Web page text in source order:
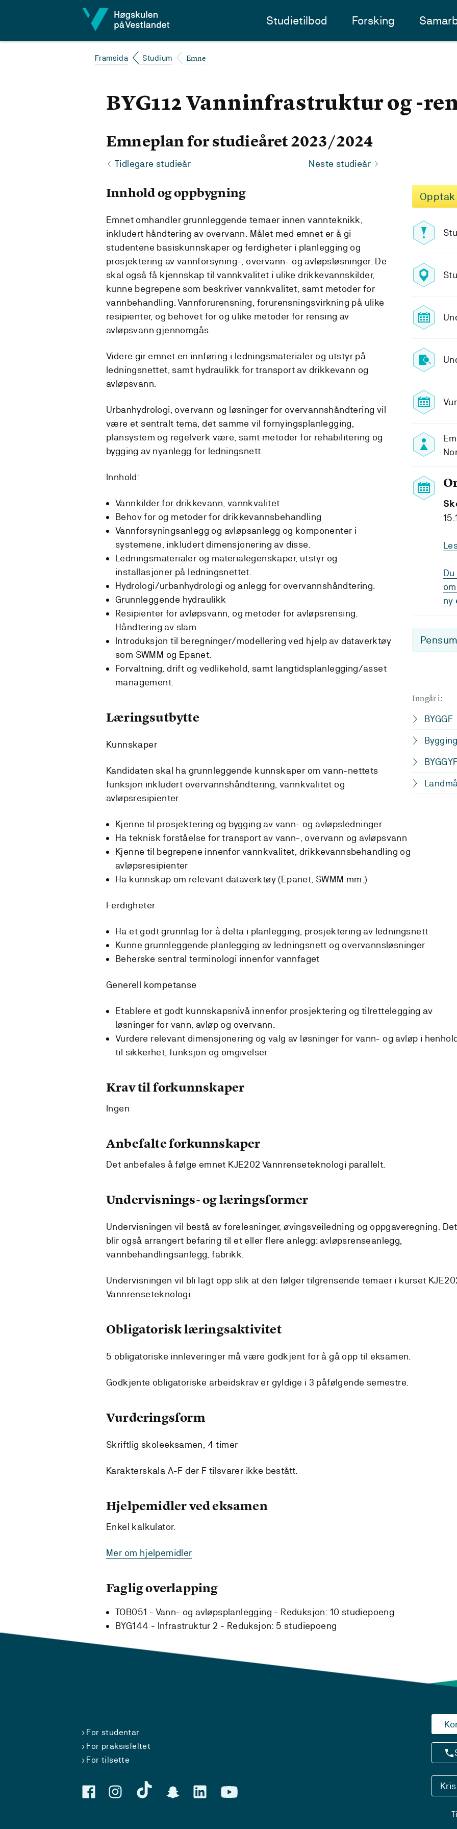
Studietilbod Forsking
Framsida Studium Emne
BYG112 Vanninfrastruktur og -
Emneplan for studieåret 2023/2024
Tidlegare studieår Neste studieår
ny
Inngår i:
BYGGF
Innhold og oppbygning
Emnet omhandler grunnleggende temaer innen vannteknikk,
inkludert håndtering av overvann. Målet med emnet er å gi
studentene basiskunnskaper og ferdigheter i planlegging og
prosjektering av vannforsyning-, overvann- og avløpsløsninger. De
skal også få kjennskap til vannkvalitet i ulike drikkevannskilder,
kunne begrepene som beskriver vannkvalitet, samt metoder for
vannbehandling. Vannforurensning, forurensningsvirkning på ulike
resipienter, og behovet for og ulike metoder for rensing av
avløpsvann gjennomgås.
Videre gir emnet en innføring i ledningsmaterialer og utstyr på
ledningsnettet, samt hydraulikk for transport av drikkevann og
avløpsvann.
Urbanhydrologi, overvann og løsninger for overvannshåndtering vil
være et sentralt tema, det samme vil fornyingsplanlegging,
plansystem og regelverk være, samt metoder for rehabilitering og
bygging av nyanlegg for ledningsnett.
Innhold:
Vannkilder for drikkevann, vannkvalitet
Behov for og metoder for drikkevannsbehandling
Vannforsyningsanlegg og avløpsanlegg og komponenter i
systemene, inkludert dimensjonering av disse.
Ledningsmaterialer og materialegenskaper, utstyr og
installasjoner på ledningsnettet.
Hydrologi/urbanhydrologi og anlegg for overvannshåndtering.
Grunnleggende hydraulikk
Resipienter for avløpsvann, og metoder for avløpsrensing.
Håndtering av slam.
Introduksjon til beregninger/modellering ved hjelp av dataverktøy
som SWMM og Epanet.
Forvaltning, drift og vedlikehold, samt langtidsplanlegging/asset
management.
Læringsutbytte
Kunnskaper
Kandidaten skal ha grunnleggende kunnskaper om vann-nettets
funksjon inkludert overvannshåndtering, vannkvalitet og
avløpsresipienter
Kjenne til prosjektering og bygging av vann- og avløpsledninger
Ha teknisk forståelse for transport av vann-, overvann og avløpsvann
Kjenne til begrepene innenfor vannkvalitet, drikkevannsbehandling og
avløpsresipienter
Ha kunnskap om relevant dataverktøy (Epanet, SWMM mm.)
Ferdigheter
Ha et godt grunnlag for å delta i planlegging, prosjektering av ledningsnett
Kunne grunnleggende planlegging av ledningsnett og overvannsløsninger
Beherske sentral terminologi innenfor vannfaget
Generell kompetanse
Etablere et godt kunnskapsnivå innenfor prosjektering og tilrettelegging av
løsninger for vann, avløp og overvann.
Vurdere relevant dimensjonering og valg av løsninger for vann- og avløp i
til sikkerhet, funksjon og omgivelser
Krav til forkunnskaper
Ingen
Anbefalte forkunnskaper
Det anbefales å følge emnet KJE202 Vannrenseteknologi parallelt.
Undervisnings- og læringsformer
Undervisningen vil bestå av forelesninger, øvingsveiledning og oppgaveregning. Det
blir også arrangert befaring til et eller flere anlegg: avløpsrenseanlegg,
vannbehandlingsanlegg, fabrikk.
Undervisningen vil bli lagt opp slik at den følger tilgrensende temaer i kurset
Vannrenseteknologi.
Obligatorisk læringsaktivitet
5 obligatoriske innleveringer må være godkjent for å gå opp til eksamen.
Godkjente obligatoriske arbeidskrav er gyldige i 3 påfølgende semestre.
Vurderingsform
Skriftlig skoleeksamen, 4 timer
Karakterskala A-F der F tilsvarer ikke bestått.
Hjelpemidler ved eksamen
Enkel kalkulator.
Mer om hjelpemidler
Faglig overlapping
TOB051 - Vann- og avløpsplanlegging - Reduksjon: 10 studiepoeng
BYG144 - Infrastruktur 2 - Reduksjon: 5 studiepoeng
For studentar
For praksisfeltet
For tilsette